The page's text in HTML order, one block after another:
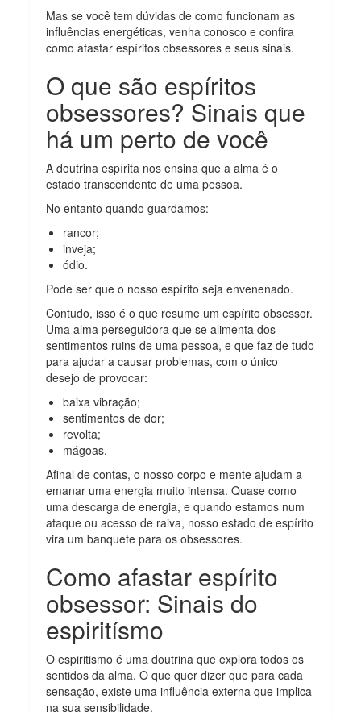
Mas se você tem dúvidas de como funcionam as
influências energéticas, venha conosco e confira
como afastar espíritos obsessores e seus sinais.
O que são espíritos
obsessores? Sinais que
há um perto de você
A doutrina espírita nos ensina que a alma é o
estado transcendente de uma pessoa.
No entanto quando guardamos:
rancor;
inveja;
ódio.
Pode ser que o nosso espírito seja envenenado.
Contudo, isso é o que resume um espírito obsessor.
Uma alma perseguidora que se alimenta dos
sentimentos ruins de uma pessoa, e que faz de tudo
para ajudar a causar problemas, com o único
desejo de provocar:
baixa vibração;
sentimentos de dor;
revolta;
mágoas.
Afinal de contas, o nosso corpo e mente ajudam a
emanar uma energia muito intensa. Quase como
uma descarga de energia, e quando estamos num
ataque ou acesso de raiva, nosso estado de espírito
vira um banquete para os obsessores.
Como afastar espírito
obsessor: Sinais do
espiritísmo
O espiritismo é uma doutrina que explora todos os
sentidos da alma. O que quer dizer que para cada
sensação, existe uma influência externa que implica
na sua sensibilidade.